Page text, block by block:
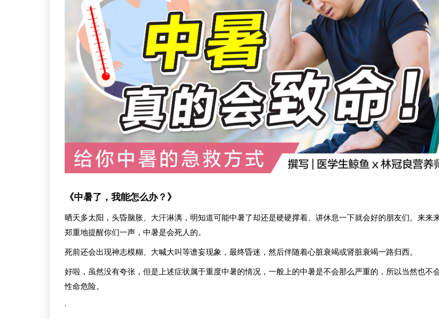
《中暑了，我能怎么办？》
晒天多太阳，头昏脑胀、大汗淋漓，明知道可能中暑了却还是硬硬撑着、讲休息一下就会好的朋友们。来来
郑重地提醒你们一声，中暑是会死人的。
死前还会出现神志模糊、大喊大叫等谵妄现象，最终昏迷，然后伴随着心脏衰竭或肾脏衰竭一路归西。
好啦，虽然没有夸张，但是上述症状属于重度中暑的情况，一般上的中暑是不会那么严重的，所以当然也不
性命危险。
·